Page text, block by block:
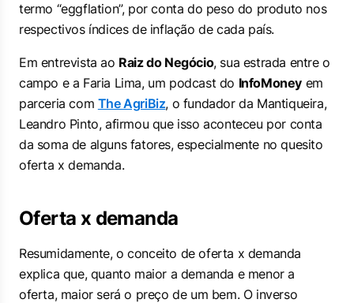
termo “eggflation”, por conta do peso do produto nos
respectivos índices de inflação de cada país.
Em entrevista ao Raiz do Negócio, sua estrada entre o
campo e a Faria Lima, um podcast do InfoMoney em
parceria com The AgriBiz, o fundador da Mantiqueira,
Leandro Pinto, afirmou que isso aconteceu por conta
da soma de alguns fatores, especialmente no quesito
oferta x demanda.
Oferta x demanda
Resumidamente, o conceito de oferta x demanda
explica que, quanto maior a demanda e menor a
oferta, maior será o preço de um bem. O inverso